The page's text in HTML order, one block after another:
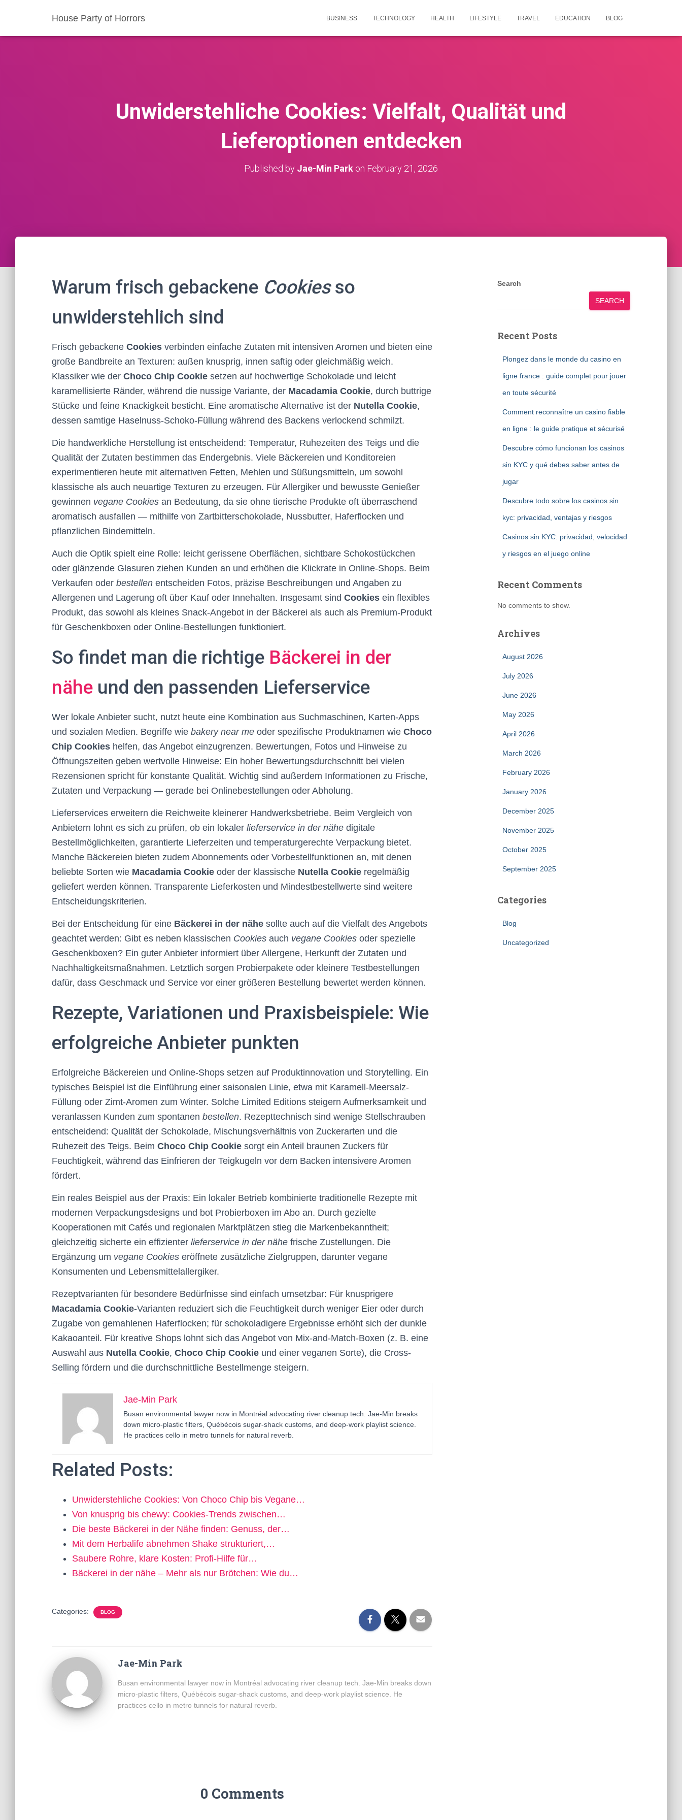
House Party of Horrors BUSINESS TECHNOLOGY HEALTH LIFESTYLE TRAVEL EDUCATION BLOG
Unwiderstehliche Cookies: Vielfalt, Qualität und
Lieferoptionen entdecken
Published by Jae-Min Park on February 21, 2026
Warum frisch gebackene Cookiesso
unwiderstehlich sind
Frisch gebackene Cookies verbinden einfache Zutaten mit intensiven Aromen und bieten eine
große Bandbreite an Texturen: außen knusprig, innen saftig oder gleichmäßig weich.
Klassiker wie der Choco Chip Cookie setzen auf hochwertige Schokolade und leicht
karamellisierte Ränder, während die nussige Variante, der Macadamia Cookie, durch buttrige
Stücke und feine Knackigkeit besticht. Eine aromatische Alternative ist der Nutella Cookie,
dessen samtige Haselnuss-Schoko-Füllung während des Backens verlockend schmilzt.
Die handwerkliche Herstellung ist entscheidend: Temperatur, Ruhezeiten des Teigs und die
Qualität der Zutaten bestimmen das Endergebnis. Viele Bäckereien und Konditoreien
experimentieren heute mit alternativen Fetten, Mehlen und Süßungsmitteln, um sowohl
klassische als auch neuartige Texturen zu erzeugen. Für Allergiker und bewusste Genießer
gewinnen vegane Cookies an Bedeutung, da sie ohne tierische Produkte oft überraschend
aromatisch ausfallen — mithilfe von Zartbitterschokolade, Nussbutter, Haferflocken und
pflanzlichen Bindemitteln.
Auch die Optik spielt eine Rolle: leicht gerissene Oberflächen, sichtbare Schokostückchen
oder glänzende Glasuren ziehen Kunden an und erhöhen die Klickrate in Online-Shops. Beim
Verkaufen oder bestellen entscheiden Fotos, präzise Beschreibungen und Angaben zu
Allergenen und Lagerung oft über Kauf oder Innehalten. Insgesamt sind Cookies ein flexibles
Produkt, das sowohl als kleines Snack-Angebot in der Bäckerei als auch als Premium-Produkt
für Geschenkboxen oder Online-Bestellungen funktioniert.
So findet man die richtige Bäckerei in der
nähe und den passenden Lieferservice
Wer lokale Anbieter sucht, nutzt heute eine Kombination aus Suchmaschinen, Karten-Apps
und sozialen Medien. Begriffe wie bakery near me oder spezifische Produktnamen wie Choco
Chip Cookies helfen, das Angebot einzugrenzen. Bewertungen, Fotos und Hinweise zu
Öffnungszeiten geben wertvolle Hinweise: Ein hoher Bewertungsdurchschnitt bei vielen
Rezensionen spricht für konstante Qualität. Wichtig sind außerdem Informationen zu Frische,
Zutaten und Verpackung — gerade bei Onlinebestellungen oder Abholung.
Lieferservices erweitern die Reichweite kleinerer Handwerksbetriebe. Beim Vergleich von
Anbietern lohnt es sich zu prüfen, ob ein lokaler lieferservice in der nähe digitale
Bestellmöglichkeiten, garantierte Lieferzeiten und temperaturgerechte Verpackung bietet.
Manche Bäckereien bieten zudem Abonnements oder Vorbestellfunktionen an, mit denen
beliebte Sorten wie Macadamia Cookie oder der klassische Nutella Cookie regelmäßig
geliefert werden können. Transparente Lieferkosten und Mindestbestellwerte sind weitere
Entscheidungskriterien.
Bei der Entscheidung für eine Bäckerei in der nähe sollte auch auf die Vielfalt des Angebots
geachtet werden: Gibt es neben klassischen Cookies auch vegane Cookies oder spezielle
Geschenkboxen? Ein guter Anbieter informiert über Allergene, Herkunft der Zutaten und
Nachhaltigkeitsmaßnahmen. Letztlich sorgen Probierpakete oder kleinere Testbestellungen
dafür, dass Geschmack und Service vor einer größeren Bestellung bewertet werden können.
Rezepte, Variationen und Praxisbeispiele: Wie
erfolgreiche Anbieter punkten
Erfolgreiche Bäckereien und Online-Shops setzen auf Produktinnovation und Storytelling. Ein
typisches Beispiel ist die Einführung einer saisonalen Linie, etwa mit Karamell-Meersalz-
Füllung oder Zimt-Aromen zum Winter. Solche Limited Editions steigern Aufmerksamkeit und
veranlassen Kunden zum spontanen bestellen. Rezepttechnisch sind wenige Stellschrauben
entscheidend: Qualität der Schokolade, Mischungsverhältnis von Zuckerarten und die
Ruhezeit des Teigs. Beim Choco Chip Cookie sorgt ein Anteil braunen Zuckers für
Feuchtigkeit, während das Einfrieren der Teigkugeln vor dem Backen intensivere Aromen
fördert.
Ein reales Beispiel aus der Praxis: Ein lokaler Betrieb kombinierte traditionelle Rezepte mit
modernen Verpackungsdesigns und bot Probierboxen im Abo an. Durch gezielte
Kooperationen mit Cafés und regionalen Marktplätzen stieg die Markenbekanntheit;
gleichzeitig sicherte ein effizienter lieferservice in der nähe frische Zustellungen. Die
Ergänzung um vegane Cookies eröffnete zusätzliche Zielgruppen, darunter vegane
Konsumenten und Lebensmittelallergiker.
Rezeptvarianten für besondere Bedürfnisse sind einfach umsetzbar: Für knusprigere
Macadamia Cookie-Varianten reduziert sich die Feuchtigkeit durch weniger Eier oder durch
Zugabe von gemahlenen Haferflocken; für schokoladigere Ergebnisse erhöht sich der dunkle
Kakaoanteil. Für kreative Shops lohnt sich das Angebot von Mix-and-Match-Boxen (z. B. eine
Auswahl aus Nutella Cookie, Choco Chip Cookie und einer veganen Sorte), die Cross-
Selling fördern und die durchschnittliche Bestellmenge steigern.
Jae-Min Park
Busan environmental lawyer now in Montréal advocating river cleanup tech. Jae-Min breaks
down micro-plastic filters, Québécois sugar-shack customs, and deep-work playlist science.
He practices cello in metro tunnels for natural reverb.
Related Posts:
Unwiderstehliche Cookies: Von Choco Chip bis Vegane…
Von knusprig bis chewy: Cookies-Trends zwischen…
Die beste Bäckerei in der Nähe finden: Genuss, der…
Mit dem Herbalife abnehmen Shake strukturiert,…
Saubere Rohre, klare Kosten: Profi-Hilfe für…
Bäckerei in der nähe – Mehr als nur Brötchen: Wie du…
Categories: BLOG
Jae-Min Park
Busan environmental lawyer now in Montréal advocating river cleanup tech. Jae-Min breaks down
micro-plastic filters, Québécois sugar-shack customs, and deep-work playlist science. He
practices cello in metro tunnels for natural reverb.
0 Comments
Search
SEARCH
Recent Posts
Plongez dans le monde du casino en
ligne france : guide complet pour jouer
en toute sécurité
Comment reconnaître un casino fiable
en ligne : le guide pratique et sécurisé
Descubre cómo funcionan los casinos
sin KYC y qué debes saber antes de
jugar
Descubre todo sobre los casinos sin
kyc: privacidad, ventajas y riesgos
Casinos sin KYC: privacidad, velocidad
y riesgos en el juego online
Recent Comments
No comments to show.
Archives
August 2026
July 2026
June 2026
May 2026
April 2026
March 2026
February 2026
January 2026
December 2025
November 2025
October 2025
September 2025
Categories
Blog
Uncategorized